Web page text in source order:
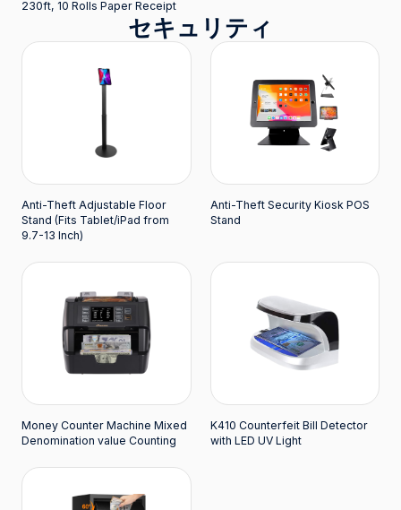
230ft, 10 Rolls Paper Receipt
セキュリティ
Anti-Theft Adjustable Floor
Stand (Fits Tablet/iPad from
9.7-13 Inch)
Anti-Theft Security Kiosk POS
Stand
Money Counter Machine Mixed
Denomination value Counting
K410 Counterfeit Bill Detector
with LED UV Light